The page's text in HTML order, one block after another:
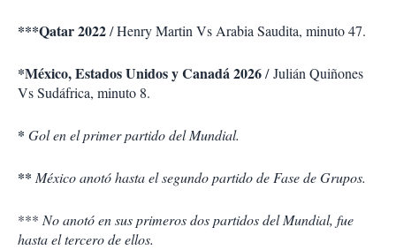
***Qatar 2022/ Henry Martin Vs Arabia Saudita, minuto 47.
*México, Estados Unidos y Canadá 2026/ Julián Quiñones
Vs Sudáfrica, minuto 8.
* Gol en el primer partido del Mundial.
** México anotó hasta el segundo partido de Fase de Grupos.
*** No anotó en sus primeros dos partidos del Mundial, fue
hasta el tercero de ellos.